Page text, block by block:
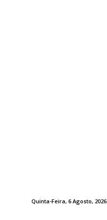
Quinta-Feira, 6 Agosto, 2026